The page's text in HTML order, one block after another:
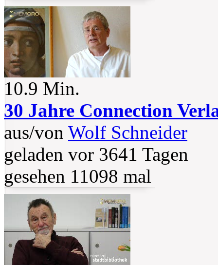
10.9 Min.
30 Jahre Connection
aus/von Wolf Schneider
geladen vor 3641 Tagen
gesehen 11098 mal